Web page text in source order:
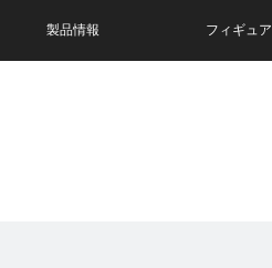
製品情報 フィギュア